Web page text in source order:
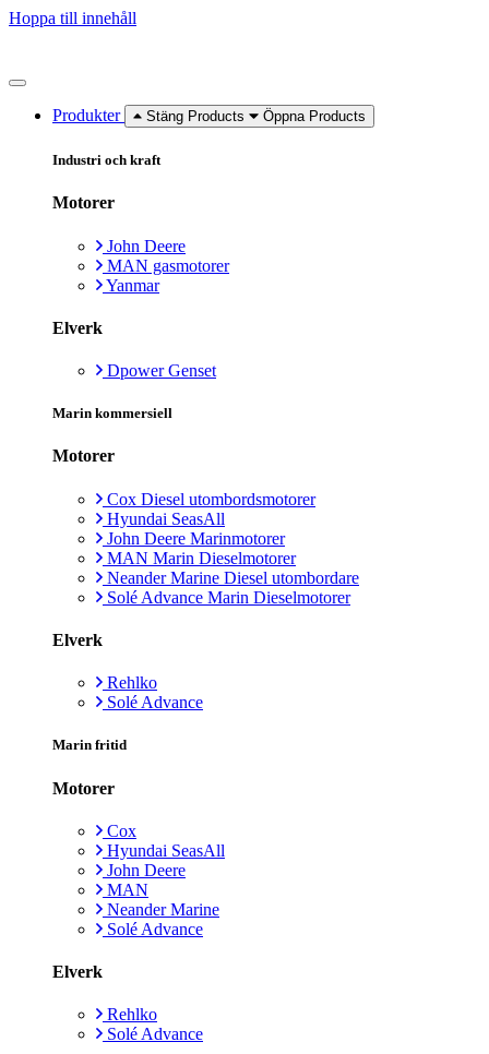
Hoppa till innehåll
Produkter Stäng Products Öppna Products
Industri och kraft
Motorer
John Deere
MAN gasmotorer
Yanmar
Elverk
Dpower Genset
Marin kommersiell
Motorer
Cox Diesel utombordsmotorer
Hyundai SeasAll
John Deere Marinmotorer
MAN Marin Dieselmotorer
Neander Marine Diesel utombordare
Solé Advance Marin Dieselmotorer
Elverk
Rehlko
Solé Advance
Marin fritid
Motorer
Cox
Hyundai SeasAll
John Deere
MAN
Neander Marine
Solé Advance
Elverk
Rehlko
Solé Advance